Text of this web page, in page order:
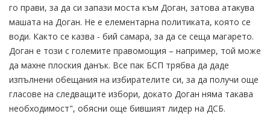
го прави, за да си запази моста към Доган, затова атакува
машата на Доган. Не е елементарна политиката, която се
води. Както се казва - бий самара, за да се сеща магарето.
Доган е този с големите правомощия – например, той може
да махне плоския данък. Все пак БСП трябва да даде
изпълнени обещания на избирателите си, за да получи още
гласове на следващите избори, докато Доган няма такава
необходимост", обясни още бившият лидер на ДСБ.